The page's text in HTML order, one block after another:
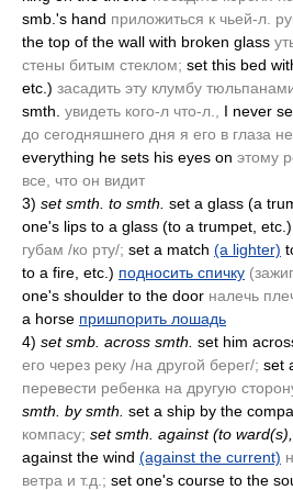
smb.'s hand приложиться к чьей-л.
the top of the wall with broken glass
стены битым стеклом; set this bed
etc.) засадить эту клумбу тюльпанами
smth. увидеть кого-л что-л.,
I never
до сегодняшнего дня я его в глаза
everything he sets his eyes on этому
все, что он видит
3) set smth. to smth. set a glass (a
one's lips to a glass (to a trumpet, etc.)
губам /ко рту/; set a match (a lighter)
to a fire, etc.) подносить спичку
one's shoulder to the door налечь
a horse пришпорить лошадь
4) set smb. across smth. set him
его через реку /на другой берег/; set
перевести ребенка на другую
smth. by smth. set a ship by the
компасу; set smth. against(to
against the wind (against the current)
ветра и т.д.; set one's course to the